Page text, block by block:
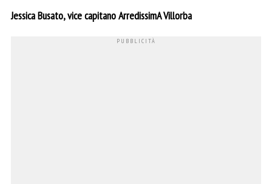
Jessica Busato, vice capitano ArredissimA Villorba